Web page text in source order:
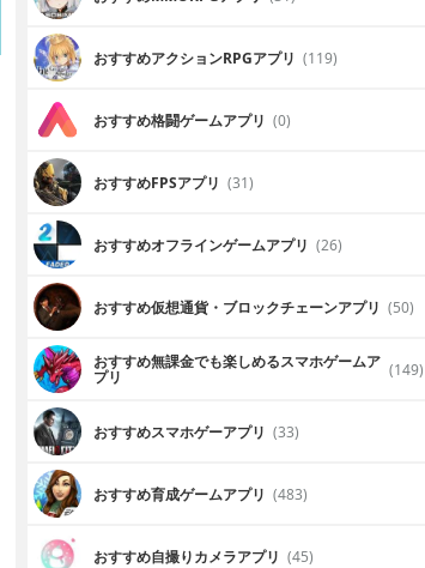
おすすめアクションRPGアプリ (119)
おすすめ格闘ゲームアプリ (0)
おすすめFPSアプリ (31)
おすすめオフラインゲームアプリ (26)
おすすめ仮想通貨・ブロックチェーンアプリ (50)
おすすめ無課金でも楽しめるスマホゲームア
プリ (149)
おすすめスマホゲーアプリ (33)
おすすめ育成ゲームアプリ (483)
おすすめ自撮りカメラアプリ (45)